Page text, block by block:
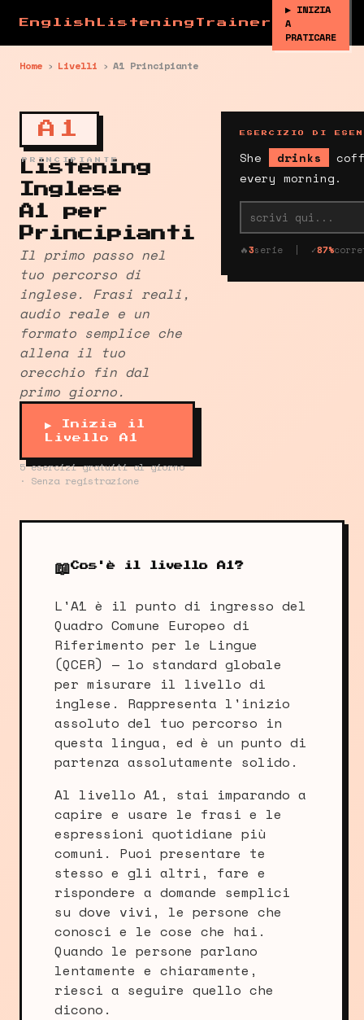
EnglishListeningTrainer
▶ INIZIA
A
PRATICARE
Home › Livelli › A1 Principiante
A1
PRINCIPIANTE
Listening
Inglese
A1 per
Principianti
Il primo passo nel
tuo percorso di
inglese. Frasi reali,
audio reale e un
formato semplice che
allena il tuo
orecchio fin dal
primo giorno.
▶ Inizia il
Livello A1
5 esercizi gratuiti al giorno
· Senza registrazione
ESERCIZIO DI
She drinks
every morning.
🔥3serie | ✓87%
📖Cos'è il livello A1?
L'A1 è il punto di ingresso del
Quadro Comune Europeo di
Riferimento per le Lingue
(QCER) — lo standard globale
per misurare il livello di
inglese. Rappresenta l'inizio
assoluto del tuo percorso in
questa lingua, ed è un punto di
partenza assolutamente solido.
Al livello A1, stai imparando a
capire e usare le frasi e le
espressioni quotidiane più
comuni. Puoi presentare te
stesso e gli altri, fare e
rispondere a domande semplici
su dove vivi, le persone che
conosci e le cose che hai.
Quando le persone parlano
lentamente e chiaramente,
riesci a seguire quello che
dicono.